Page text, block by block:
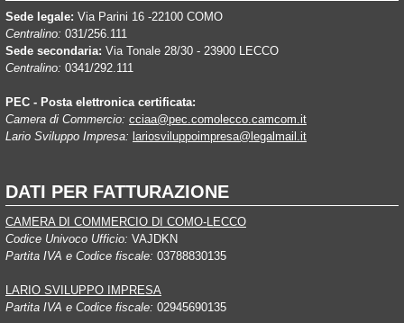
Sede legale: Via Parini 16 -22100 COMO
Centralino: 031/256.111
Sede secondaria: Via Tonale 28/30 - 23900 LECCO
Centralino: 0341/292.111
PEC - Posta elettronica certificata:
Camera di Commercio: cciaa@pec.comolecco.camcom.it
Lario Sviluppo Impresa: lariosviluppoimpresa@legalmail.it
DATI PER FATTURAZIONE
CAMERA DI COMMERCIO DI COMO-LECCO
Codice Univoco Ufficio: VAJDKN
Partita IVA e Codice fiscale: 03788830135
LARIO SVILUPPO IMPRESA
Partita IVA e Codice fiscale: 02945690135